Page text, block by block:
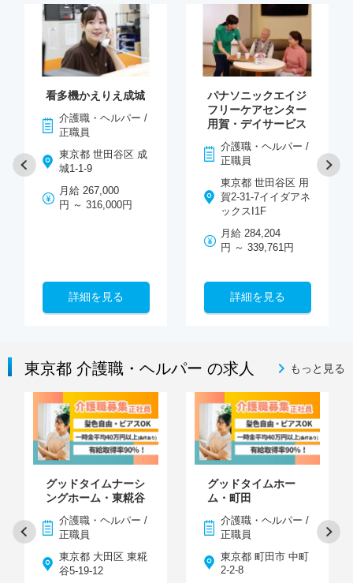
看多機かえりえ成城
介護職・ヘルパー /
正職員
東京都 世田谷区 成
城1-1-9
月給 267,000
円 ～ 316,000円
詳細を見る
パナソニックエイジ
フリーケアセンター
用賀・デイサービス
介護職・ヘルパー /
正職員
東京都 世田谷区 用
賀2-31-7イイダアネ
ックスI1F
月給 284,204
円 ～ 339,761円
詳細を見る
東京都 介護職・ヘルパー の求人 もっと見る
グッドタイムナーシ
ングホーム・東糀谷
介護職・ヘルパー /
正職員
東京都 大田区 東糀
谷5-19-12
グッドタイムホー
ム・町田
介護職・ヘルパー /
正職員
東京都 町田市 中町
2-2-8